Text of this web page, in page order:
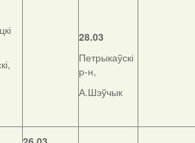
28.03
Петрыкаўскі
р-н,
А.Шэўчык